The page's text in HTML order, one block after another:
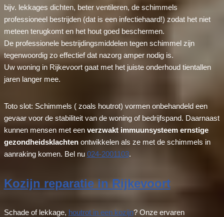
bijv. lekkages dichten, beter ventileren, de schimmels
professioneel bestrijden (dat is een infectiehaard!) zodat het niet
meteen terugkomt en het hout goed beschermen.
De professionele bestrijdingsmiddelen tegen schimmel zijn
tegenwoordig zo effectief dat nazorg amper nodig is.
Uw woning in Rijkevoort gaat met het juiste onderhoud tientallen
jaren langer mee.
Toto slot: Schimmels ( zoals houtrot) vormen onbehandeld een
gevaar voor de stabiliteit van de woning of bedrijfspand. Daarnaast
kunnen mensen met een verzwakt immuunsysteem ernstige
gezondheidsklachten ontwikkelen als ze met de schimmels in
aanraking komen. Bel nu 024-2001103.
Kozijn reparatie in Rijkevoort
Schade of lekkage, houtrot in een kozijn? Onze ervaren